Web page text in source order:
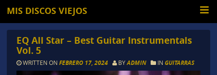
MIS DISCOS VIEJOS
EQ All Star – Best Guitar Instrumentals
Vol. 5
WRITTEN ON FEBRERO 17, 2024 BYADMIN IN GUITARRAS